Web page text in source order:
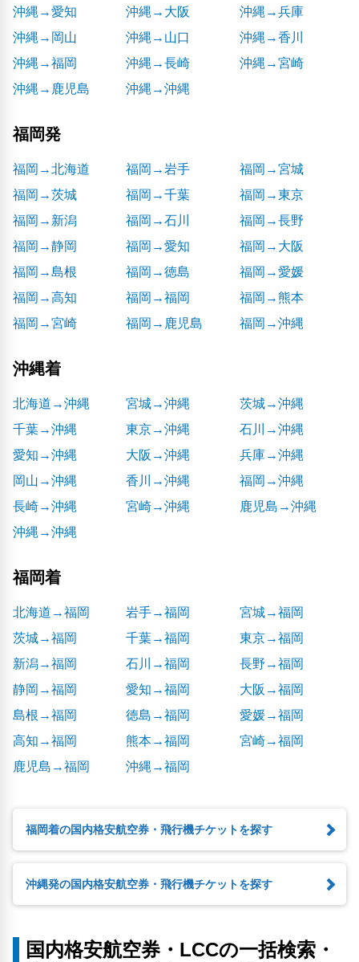
沖縄→愛知
沖縄→大阪
沖縄→兵庫
沖縄→岡山
沖縄→山口
沖縄→香川
沖縄→福岡
沖縄→長崎
沖縄→宮崎
沖縄→鹿児島
沖縄→沖縄
福岡発
福岡→北海道 福岡→岩手
福岡→宮城
福岡→茨城
福岡→千葉
福岡→東京
福岡→新潟
福岡→石川
福岡→長野
福岡→静岡
福岡→愛知
福岡→大阪
福岡→島根
福岡→徳島
福岡→愛媛
福岡→高知
福岡→福岡
福岡→熊本
福岡→宮崎
福岡→鹿児島 福岡→沖縄
沖縄着
北海道→沖縄 宮城→沖縄
茨城→沖縄
千葉→沖縄
東京→沖縄
石川→沖縄
愛知→沖縄
大阪→沖縄
兵庫→沖縄
岡山→沖縄
香川→沖縄
福岡→沖縄
長崎→沖縄
宮崎→沖縄
鹿児島→沖縄
沖縄→沖縄
福岡着
北海道→福岡 岩手→福岡
宮城→福岡
茨城→福岡
千葉→福岡
東京→福岡
新潟→福岡
石川→福岡
長野→福岡
静岡→福岡
愛知→福岡
大阪→福岡
島根→福岡
徳島→福岡
愛媛→福岡
高知→福岡
熊本→福岡
宮崎→福岡
鹿児島→福岡
沖縄→福岡
福岡着の国内格安航空券・飛行機チケットを探す
沖縄発の国内格安航空券・飛行機チケットを探す
国内格安航空券・LCCの一括検索・